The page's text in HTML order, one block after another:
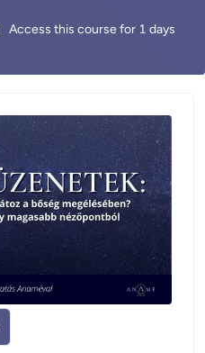
Access this course for 1 days